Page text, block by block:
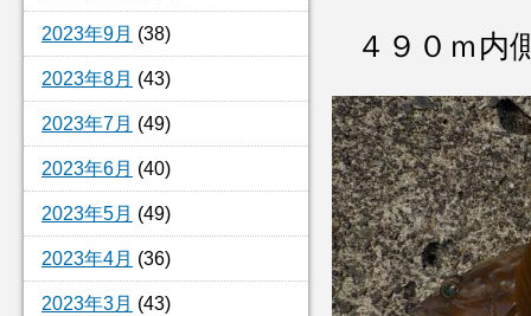
2023年9月 (38)
2023年8月 (43)
2023年7月 (49)
2023年6月 (40)
2023年5月 (49)
2023年4月 (36)
2023年3月 (43)
４９０ｍ